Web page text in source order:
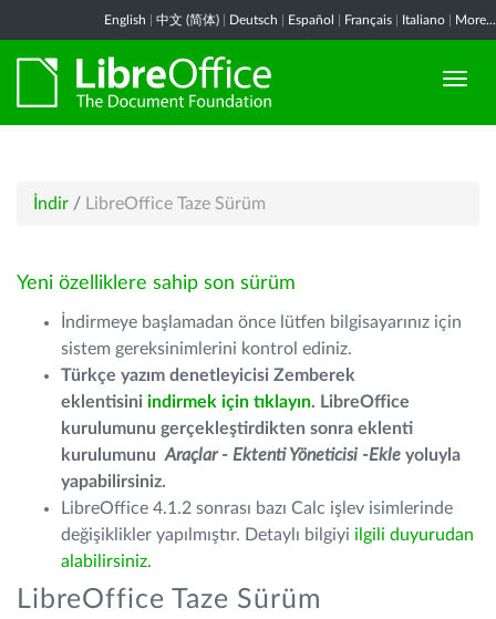
English 中文 (简体) Deutsch Español Français Italiano More...
İndir / LibreOffice Taze Sürüm
Yeni özelliklere sahip son sürüm
İndirmeye başlamadan önce lütfen bilgisayarınız için
sistem gereksinimlerini kontrol ediniz.
Türkçe yazım denetleyicisi Zemberek
eklentisini indirmek için tıklayın. LibreOffice
kurulumunu gerçekleştirdikten sonra eklenti
kurulumunu Araçlar - Ektenti Yöneticisi -Ekle yoluyla
yapabilirsiniz.
LibreOffice 4.1.2 sonrası bazı Calc işlev isimlerinde
değişiklikler yapılmıştır. Detaylı bilgiyi ilgili duyurudan
alabilirsiniz.
LibreOffice Taze Sürüm